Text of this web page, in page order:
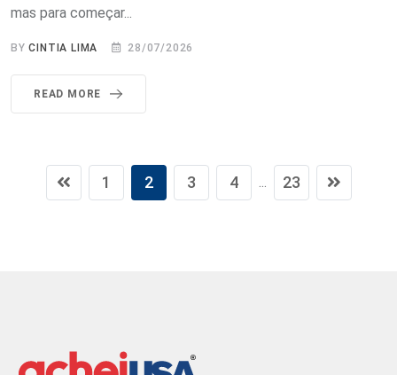
mas para começar...
BYCINTIA LIMA 28/07/2026
READ MORE
1 2 3 4 ... 23